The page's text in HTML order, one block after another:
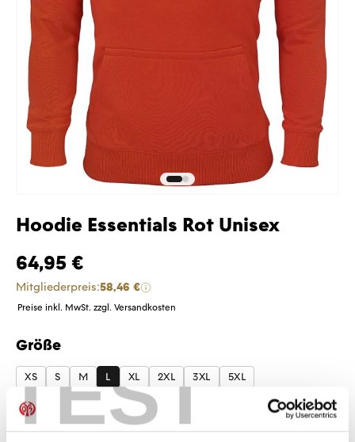
TEST
Hoodie Essentials Rot Unisex
64,95 €
Mitgliederpreis:58,46 €
Preise inkl. MwSt. zzgl. Versandkosten
Größe
auswählen
XS S M L XL 2XL 3XL 5XL
Produkt Anzahl: Gib den gewünschten
Anzahl